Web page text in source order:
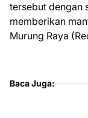
tersebut dengan
memberikan
Murung Raya
Baca Juga: